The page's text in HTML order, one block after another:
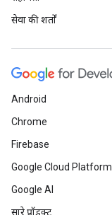
सेवा की शर्तों
Android
Chrome
Firebase
Google Cloud Platform
Google AI
सारे प्रॉडक्ट